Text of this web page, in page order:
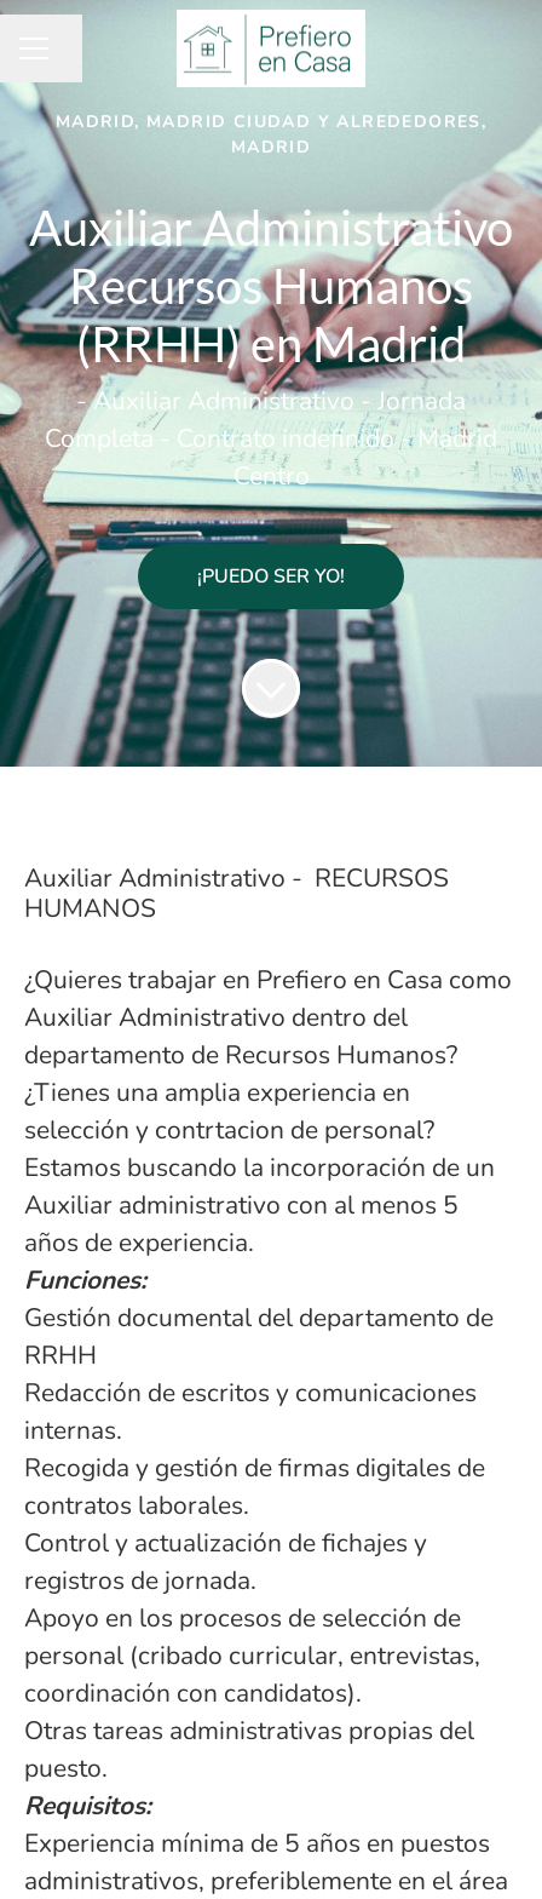
MADRID, MADRID CIUDAD Y ALREDEDORES,
MADRID
Auxiliar Administrativo
Recursos Humanos
(RRHH) en Madrid
- Auxiliar Administrativo - Jornada
Completa - Contrato indefinido - Madrid
Centro
¡PUEDO SER YO!
Auxiliar Administrativo - RECURSOS
HUMANOS
¿Quieres trabajar en Prefiero en Casa como
Auxiliar Administrativo dentro del
departamento de Recursos Humanos?
¿Tienes una amplia experiencia en
selección y contrtacion de personal?
Estamos buscando la incorporación de un
Auxiliar administrativo con al menos 5
años de experiencia.
Funciones:
Gestión documental del departamento de
RRHH
Redacción de escritos y comunicaciones
internas.
Recogida y gestión de firmas digitales de
contratos laborales.
Control y actualización de fichajes y
registros de jornada.
Apoyo en los procesos de selección de
personal (cribado curricular, entrevistas,
coordinación con candidatos).
Otras tareas administrativas propias del
puesto.
Requisitos:
Experiencia mínima de 5 años en puestos
administrativos, preferiblemente en el área